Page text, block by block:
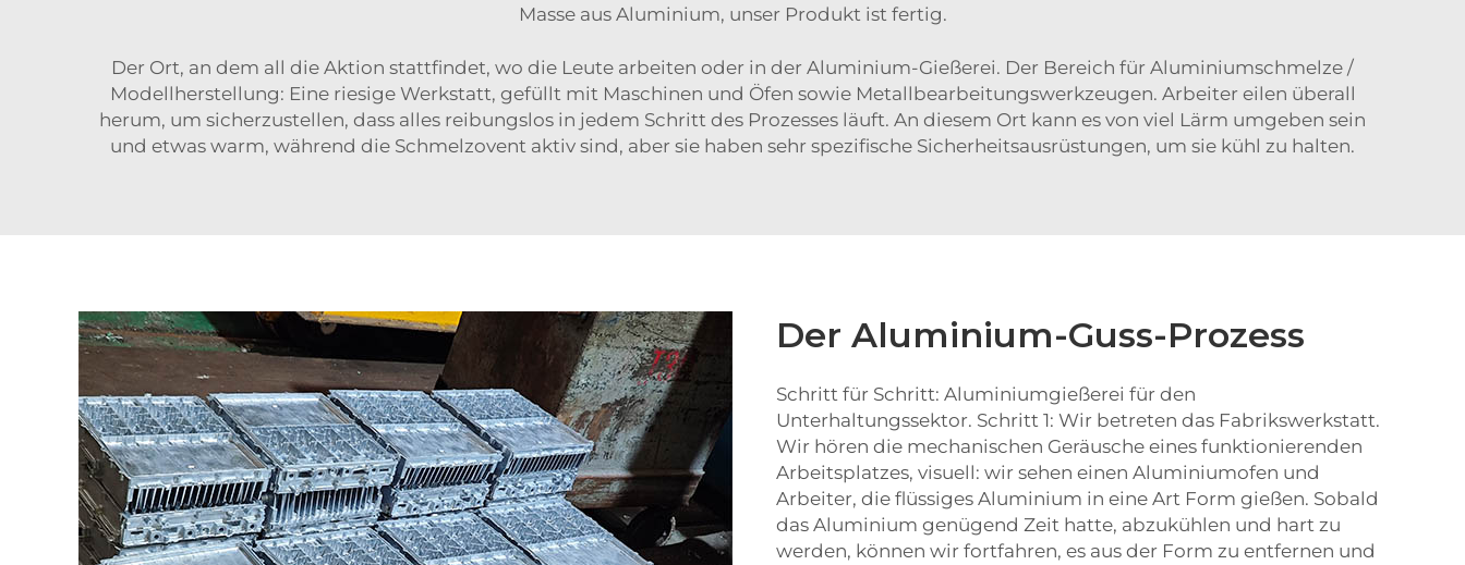
Masse aus Aluminium, unser Produkt ist fertig.
Der Ort, an dem all die Aktion stattfindet, wo die Leute arbeiten oder in der Aluminium-Gießerei. Der Bereich für Aluminiumschmelze /
Modellherstellung: Eine riesige Werkstatt, gefüllt mit Maschinen und Öfen sowie Metallbearbeitungswerkzeugen. Arbeiter eilen überall
herum, um sicherzustellen, dass alles reibungslos in jedem Schritt des Prozesses läuft. An diesem Ort kann es von viel Lärm umgeben sein
und etwas warm, während die Schmelzovent aktiv sind, aber sie haben sehr spezifische Sicherheitsausrüstungen, um sie kühl zu halten.
Der Aluminium-Guss-Prozess
Schritt für Schritt: Aluminiumgießerei für den
Unterhaltungssektor. Schritt 1: Wir betreten das Fabrikswerkstatt.
Wir hören die mechanischen Geräusche eines funktionierenden
Arbeitsplatzes, visuell: wir sehen einen Aluminiumofen und
Arbeiter, die flüssiges Aluminium in eine Art Form gießen. Sobald
das Aluminium genügend Zeit hatte, abzukühlen und hart zu
werden, können wir fortfahren, es aus der Form zu entfernen und